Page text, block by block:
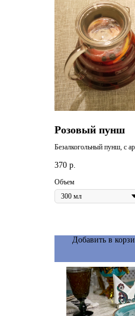
Розовый пунш
Безалкогольный пунш, с
сладкий и умеренно
который напоминает о
бабушки.
370 р.
Объем
Добавить в